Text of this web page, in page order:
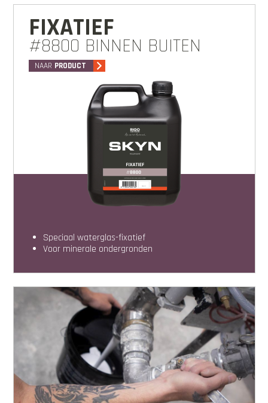
FIXATIEF
#8800 BINNEN BUITEN
NAAR PRODUCT
Speciaal waterglas-fixatief
voor minerale ondergronden